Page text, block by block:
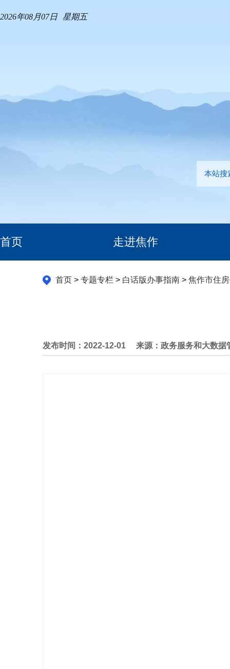
2026年08月07日 星期五
本站搜
首页 走进焦作
首页> 专题专栏 > 白话版办事指南> 焦作市住
发布时间：2022-12-01 来源：政务服务和大数据